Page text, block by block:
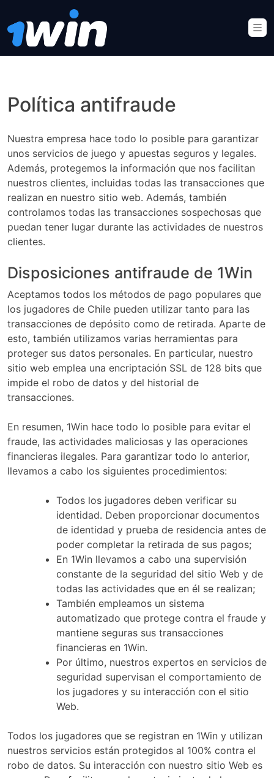
Política antifraude
Nuestra empresa hace todo lo posible para garantizar
unos servicios de juego y apuestas seguros y legales.
Además, protegemos la información que nos facilitan
nuestros clientes, incluidas todas las transacciones que
realizan en nuestro sitio web. Además, también
controlamos todas las transacciones sospechosas que
puedan tener lugar durante las actividades de nuestros
clientes.
Disposiciones antifraude de 1Win
Aceptamos todos los métodos de pago populares que
los jugadores de Chile pueden utilizar tanto para las
transacciones de depósito como de retirada. Aparte de
esto, también utilizamos varias herramientas para
proteger sus datos personales. En particular, nuestro
sitio web emplea una encriptación SSL de 128 bits que
impide el robo de datos y del historial de
transacciones.
En resumen, 1Win hace todo lo posible para evitar el
fraude, las actividades maliciosas y las operaciones
financieras ilegales. Para garantizar todo lo anterior,
llevamos a cabo los siguientes procedimientos:
Todos los jugadores deben verificar su
identidad. Deben proporcionar documentos
de identidad y prueba de residencia antes de
poder completar la retirada de sus pagos;
En 1Win llevamos a cabo una supervisión
constante de la seguridad del sitio Web y de
todas las actividades que en él se realizan;
También empleamos un sistema
automatizado que protege contra el fraude y
mantiene seguras sus transacciones
financieras en 1Win.
Por último, nuestros expertos en servicios de
seguridad supervisan el comportamiento de
los jugadores y su interacción con el sitio
Web.
Todos los jugadores que se registran en 1Win y utilizan
nuestros servicios están protegidos al 100% contra el
robo de datos. Su interacción con nuestro sitio Web es